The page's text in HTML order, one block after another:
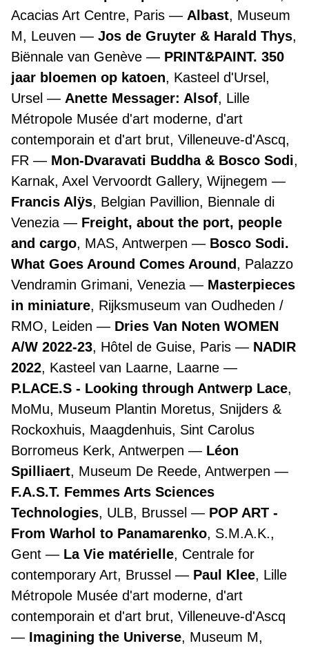
Acacias Art Centre, Paris
Albast, Museum
M, Leuven
Jos de Gruyter & Harald Thys,
Biënnale van Genève
PRINT&PAINT. 350
jaar bloemen op katoen, Kasteel d'Ursel,
Ursel
Anette Messager: Alsof, Lille
Métropole Musée d'art moderne, d'art
contemporain et d'art brut, Villeneuve-d'Ascq,
FR
Mon-Dvaravati Buddha & Bosco Sodi,
Karnak, Axel Vervoordt Gallery, Wijnegem
Francis Alÿs, Belgian Pavillion, Biennale di
Venezia
Freight, about the port, people
and cargo, MAS, Antwerpen
Bosco Sodi.
What Goes Around Comes Around, Palazzo
Vendramin Grimani, Venezia
Masterpieces
in miniature, Rijksmuseum van Oudheden /
RMO, Leiden
Dries Van Noten WOMEN
A/W 2022-23, Hôtel de Guise, Paris
NADIR
2022, Kasteel van Laarne, Laarne
P.LACE.S - Looking through Antwerp Lace,
MoMu, Museum Plantin Moretus, Snijders &
Rockoxhuis, Maagdenhuis, Sint Carolus
Borromeus Kerk, Antwerpen
Léon
Spilliaert, Museum De Reede, Antwerpen
F.A.S.T. Femmes Arts Sciences
Technologies, ULB, Brussel
POP ART -
From Warhol to Panamarenko, S.M.A.K.,
Gent
La Vie matérielle, Centrale for
contemporary Art, Brussel
Paul Klee, Lille
Métropole Musée d'art moderne, d'art
contemporain et d'art brut, Villeneuve-d'Ascq
Imagining the Universe, Museum M,